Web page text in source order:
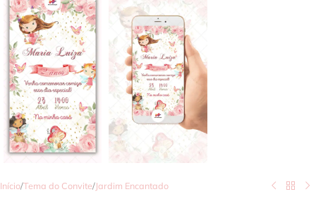
Início/Tema do Convite/Jardim Encantado